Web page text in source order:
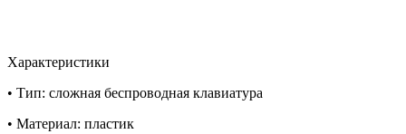
Характеристики
• Тип: сложная беспроводная клавиатура
• Материал: пластик